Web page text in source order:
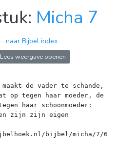
Micha 7
naar Bijbel index
Lees weergave openen
maakt de vader te schande,
op tegen haar moeder, de
haar schoonmoeder:
zijn zijn eigen